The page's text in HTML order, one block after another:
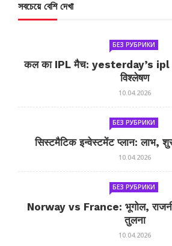
সবচেয়ে বেশি দেখা
БЕЗ РУБРИКИ
कल का IPL मैच: yesterday’s ipl
विश्लेषण
10.04.2026
БЕЗ РУБРИКИ
सिस्टमैटिक इन्वेस्टमेंट प्लान: लाभ,
10.04.2026
БЕЗ РУБРИКИ
Norway vs France: भूगोल,
तुलना
10.04.2026